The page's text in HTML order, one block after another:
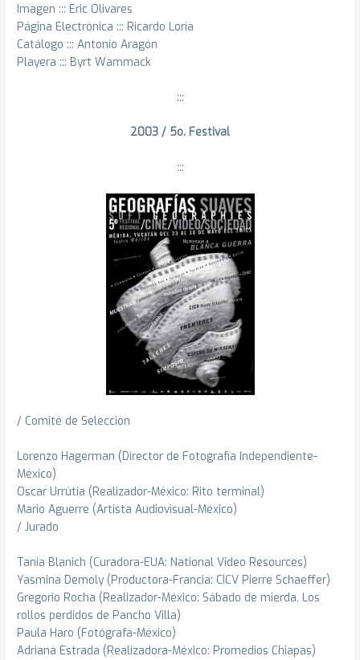
Imagen ::: Eric Olivares
Página Electrónica ::: Ricardo Loría
Catálogo ::: Antonio Aragón
Playera ::: Byrt Wammack
:::
2003 / 5o. Festival
:::
/ Comité de Selección
Lorenzo Hagerman (Director de Fotografía Independiente-
México)
Oscar Urrútia (Realizador-México: Rito terminal)
Mario Aguerre (Artista Audiovisual-México)
/ Jurado
Tania Blanich (Curadora-EUA: National Video Resources)
Yasmina Demoly (Productora-Francia: CICV Pierre Schaeffer)
Gregorio Rocha (Realizador-México: Sábado de mierda, Los
rollos perdidos de Pancho Villa)
Paula Haro (Fotógrafa-México)
Adriana Estrada (Realizadora-México: Promedios Chiapas)